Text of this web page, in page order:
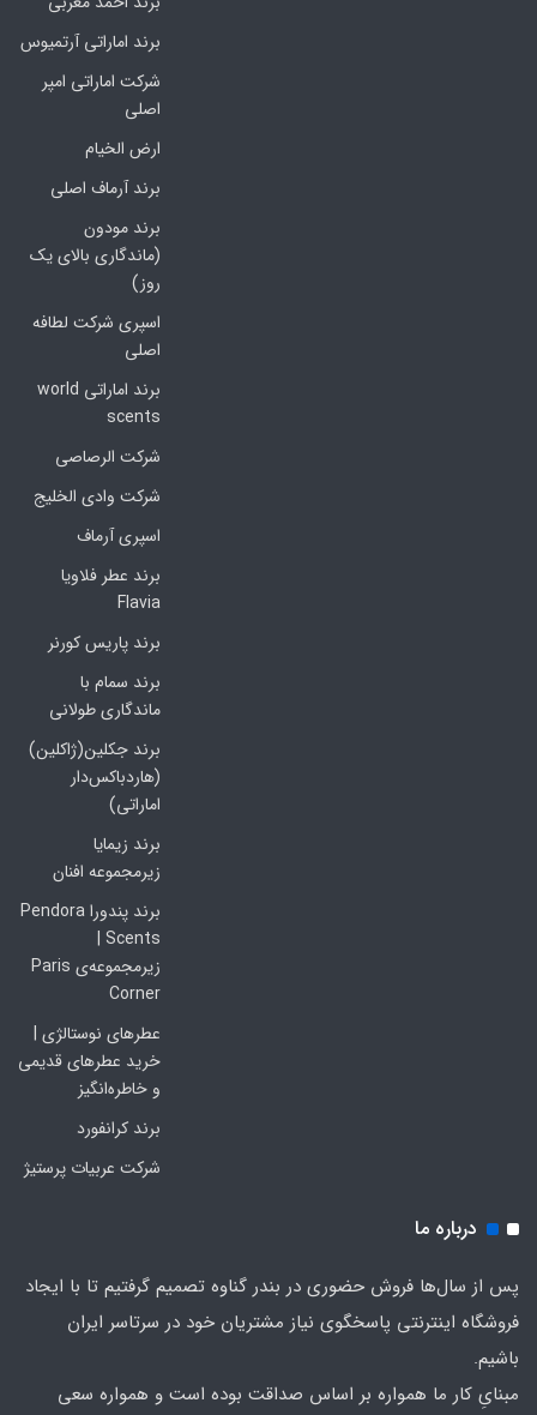
برند اماراتی آرتمیوس
شرکت اماراتی امپر
اصلی
ارض الخیام
برند آرماف اصلی
برند مودون
(ماندگاری بالای یک
روز)
اسپری شرکت لطافه
اصلی
برند اماراتی world
scents
شرکت الرصاصی
شرکت وادی الخلیج
اسپری آرماف
برند عطر فلاویا
Flavia
برند پاریس کورنر
برند سمام با
ماندگاری طولانی
برند جکلین(ژاکلین)
(هاردباکس‌دار
اماراتی)
برند زیمایا
زیرمجموعه افنان
برند پندورا Pendora
Scents |
زیرمجموعه‌ی Paris
Corner
عطرهای نوستالژی |
خرید عطرهای قدیمی
و خاطره‌انگیز
برند کرانفورد
شرکت عربیات پرستیژ
درباره ما
پس از سال‌ها فروش حضوری در بندر گناوه تصمیم گرفتیم تا با ایجاد
فروشگاه اینترنتی پاسخگوی نیاز مشتریان خود در سرتاسر ایران
باشیم.
مبنایِ کار ما همواره بر اساس صداقت بوده است و همواره سعی